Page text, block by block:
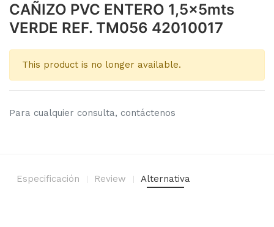
CAÑIZO PVC ENTERO 1,5x5mts
VERDE REF. TM056 42010017
This product is no longer available.
Para cualquier consulta, contáctenos
Especificación Review Alternativa